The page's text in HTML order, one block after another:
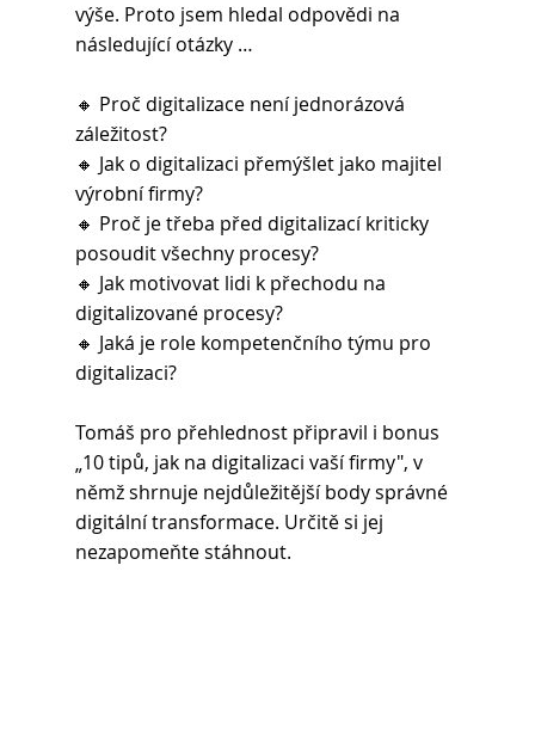
výše. Proto jsem hledal odpovědi na
následující otázky …
🔸 Proč digitalizace není jednorázová
záležitost?
🔸 Jak o digitalizaci přemýšlet jako majitel
výrobní firmy?
🔸 Proč je třeba před digitalizací kriticky
posoudit všechny procesy?
🔸 Jak motivovat lidi k přechodu na
digitalizované procesy?
🔸 Jaká je role kompetenčního týmu pro
digitalizaci?
Tomáš pro přehlednost připravil i bonus
„10 tipů, jak na digitalizaci vaší firmy", v
němž shrnuje nejdůležitější body správné
digitální transformace. Určitě si jej
nezapomeňte stáhnout.